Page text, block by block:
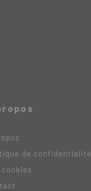
de confidentialité
cookies